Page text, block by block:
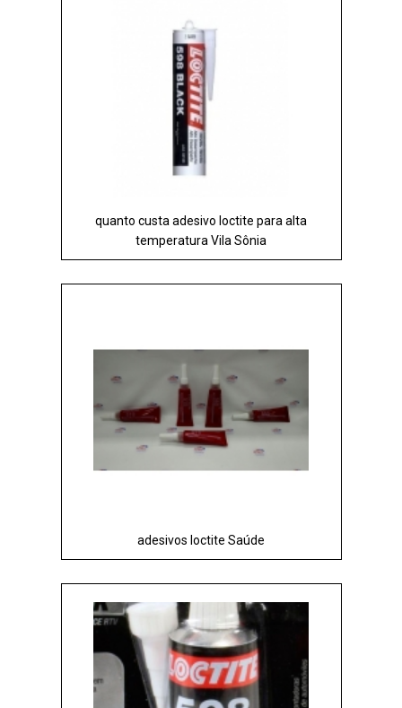
quanto custa adesivo loctite para alta
temperatura Vila Sônia
adesivos loctite Saúde